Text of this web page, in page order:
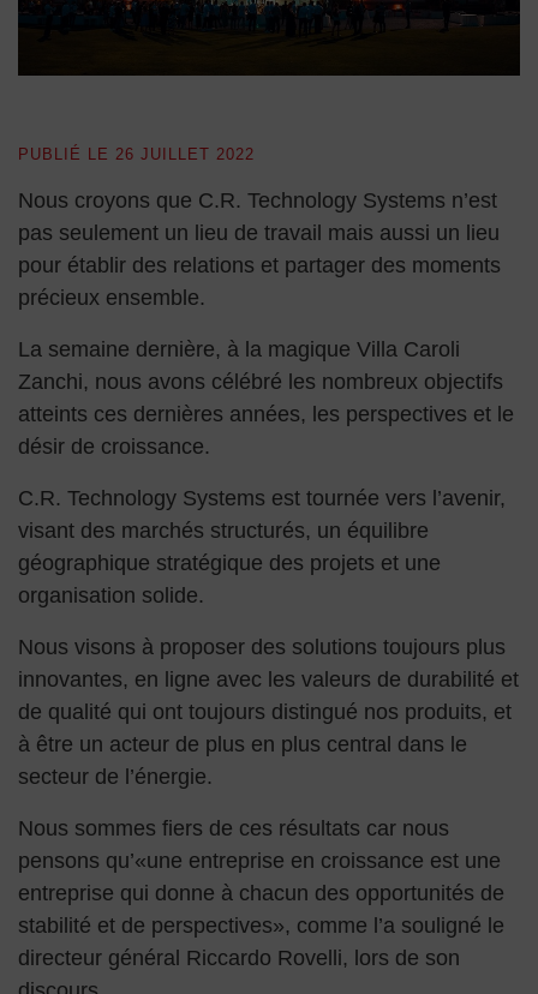
PUBLIÉ LE 26 JUILLET 2022
Nous croyons que C.R. Technology Systems n’est
pas seulement un lieu de travail mais aussi un lieu
pour établir des relations et partager des moments
précieux ensemble.
La semaine dernière, à la magique Villa Caroli
Zanchi, nous avons célébré les nombreux objectifs
atteints ces dernières années, les perspectives et le
désir de croissance.
C.R. Technology Systems est tournée vers l’avenir,
visant des marchés structurés, un équilibre
géographique stratégique des projets et une
organisation solide.
Nous visons à proposer des solutions toujours plus
innovantes, en ligne avec les valeurs de durabilité et
de qualité qui ont toujours distingué nos produits, et
à être un acteur de plus en plus central dans le
secteur de l’énergie.
Nous sommes fiers de ces résultats car nous
pensons qu’«une entreprise en croissance est une
entreprise qui donne à chacun des opportunités de
stabilité et de perspectives», comme l’a souligné le
directeur général Riccardo Rovelli, lors de son